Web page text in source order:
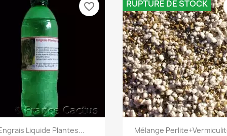
Aperçu rapide
Liquide Plantes...
favorite_border
Aperçu rapide
Mélange
RUPTURE DE STOCK